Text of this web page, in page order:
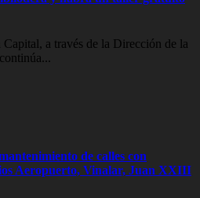
a través de la Dirección de la
de calles con
Aeropuerto, Vinalar, Juan XXIII